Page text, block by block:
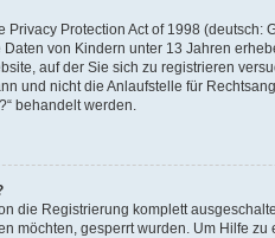
Privacy Protection Act of 1998
von Kindern unter 13 Jahren
auf der Sie sich zu registrieren
und nicht die Anlaufstelle für
behandelt werden.
die Registrierung komplett
möchten, gesperrt wurden. Um Hilfe